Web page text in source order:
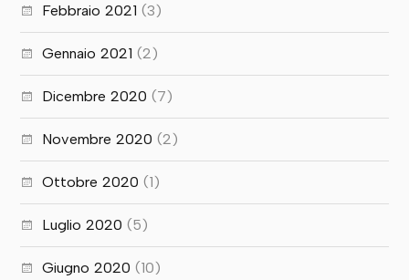
Febbraio 2021 (3)
Gennaio 2021 (2)
Dicembre 2020 (7)
Novembre 2020 (2)
Ottobre 2020 (1)
Luglio 2020 (5)
Giugno 2020 (10)